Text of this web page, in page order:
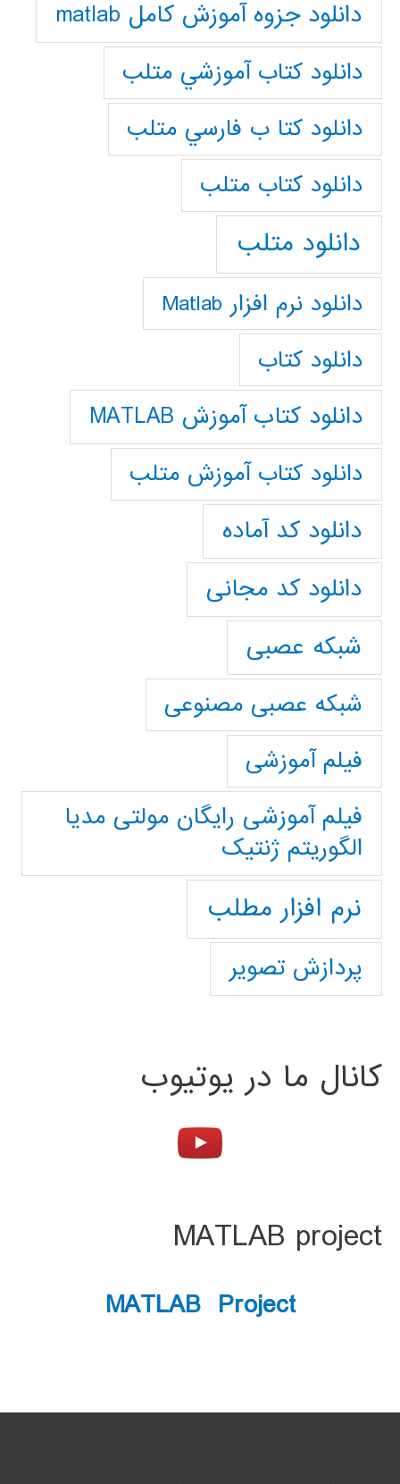
دانلود جزوه آموزش کامل matlab
دانلود كتاب آموزشي متلب
دانلود كتا ب فارسي متلب
دانلود كتاب متلب
دانلود متلب
دانلود نرم افزار Matlab
دانلود کتاب
دانلود کتاب آموزش MATLAB
دانلود کتاب آموزش متلب
دانلود کد آماده
دانلود کد مجانی
شبکه عصبی
شبکه عصبی مصنوعی
فیلم آموزشی
فیلم آموزشی رایگان مولتی مدیا
الگوریتم ژنتیک
نرم افزار مطلب
پردازش تصویر
کانال ما در یوتیوب
MATLAB project
MATLAB Project